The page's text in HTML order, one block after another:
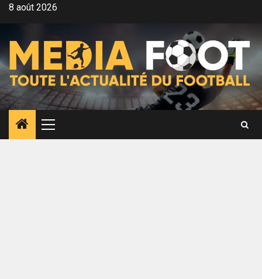
Aller8 août 2026
Menu
principal